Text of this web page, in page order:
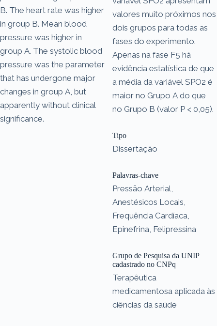
B. The heart rate was higher
in group B. Mean blood
pressure was higher in
group A. The systolic blood
pressure was the parameter
that has undergone major
changes in group A, but
apparently without clinical
significance.
valores muito próximos nos
dois grupos para todas as
fases do experimento.
Apenas na fase F5 há
evidência estatística de que
a média da variável SPO2 é
maior no Grupo A do que
no Grupo B (valor P < 0,05).
Tipo
Dissertação
Palavras-chave
Pressão Arterial,
Anestésicos Locais,
Frequência Cardíaca,
Epinefrina, Felipressina
Grupo de Pesquisa da UNIP
cadastrado no CNPq
Terapêutica
medicamentosa aplicada às
ciências da saúde